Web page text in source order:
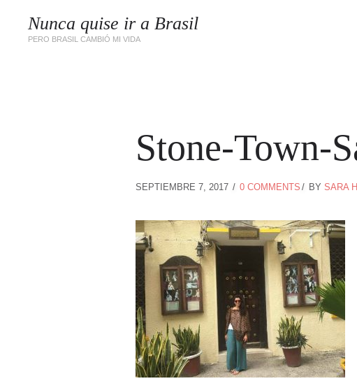
Nunca quise ir a Brasil
PERO BRASIL CAMBIÓ MI VIDA
Stone-Town-
SEPTIEMBRE 7, 2017 0 COMMENTS BY SARA